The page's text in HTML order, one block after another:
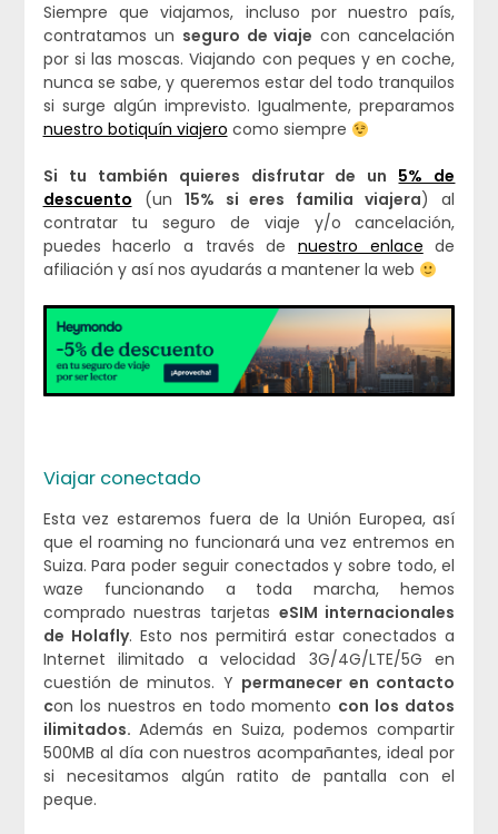
Siempre que viajamos, incluso por nuestro país,
contratamos un seguro de viaje con cancelación
por si las moscas. Viajando con peques y en coche,
nunca se sabe, y queremos estar del todo tranquilos
si surge algún imprevisto. Igualmente, preparamos
nuestro botiquín viajero como siempre
Si tu también quieres disfrutar de un 5% de
descuento (un 15% si eres familia viajera) al
contratar tu seguro de viaje y/o cancelación,
puedes hacerlo a través denuestro enlace de
afiliación y así nos ayudarás a mantener la web
Viajar conectado
Esta vez estaremos fuera de la Unión Europea, así
que el roaming no funcionará una vez entremos en
Suiza. Para poder seguir conectados y sobre todo, el
waze funcionando a toda marcha, hemos
comprado nuestras tarjetas eSIM internacionales
de Holafly. Esto nos permitirá estar conectados a
Internet ilimitado a velocidad 3G/4G/LTE/5G en
cuestión de minutos. Y permanecer en contacto
con los nuestros en todo momento con los datos
ilimitados. Además en Suiza, podemos compartir
500MB al día con nuestros acompañantes, ideal por
si necesitamos algún ratito de pantalla con el
peque.